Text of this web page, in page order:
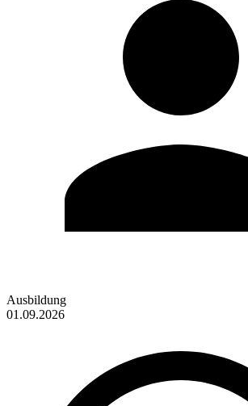
Ausbildung
01.09.2026